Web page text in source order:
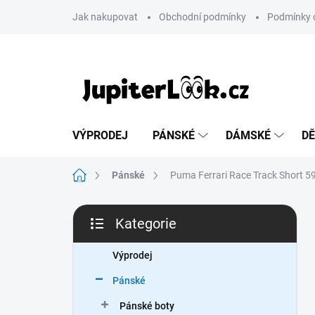
Jak nakupovat Obchodní podmínky Podmínky
VÝPRODEJ PÁNSKÉ DÁMSKÉ
Domů Pánské Puma Ferrari Race Track Short
P
s
kategorie
Kategorie
Výprodej
Pánské
Pánské boty